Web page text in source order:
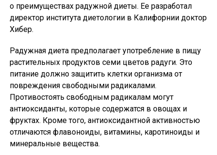
о преимуществах радужной диеты. Ее разработал
директор института диетологии в Калифорнии доктор
Хибер.
Радужная диета предполагает употребление в пищу
растительных продуктов семи цветов радуги. Это
питание должно защитить клетки организма от
повреждения свободными радикалами.
Противостоять свободным радикалам могут
антиоксиданты, которые содержатся в овощах и
фруктах. Кроме того, антиоксидантной активностью
отличаются флавоноиды, витамины, каротиноиды и
минеральные вещества.